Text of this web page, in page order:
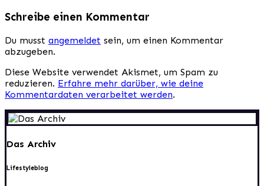
Schreibe einen Kommentar
Du musst angemeldet sein, um einen Kommentar
abzugeben.
Diese Website verwendet Akismet, um Spam zu
reduzieren. Erfahre mehr darüber, wie deine
Kommentardaten verarbeitet werden.
Das Archiv
Lifestyleblog